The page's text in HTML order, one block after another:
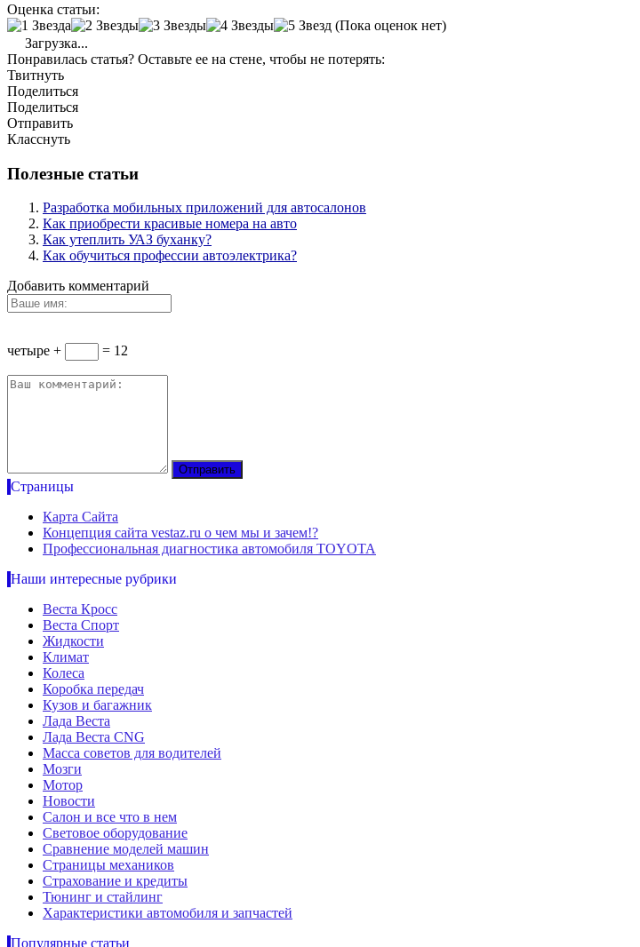
Оценка статьи:
(Пока оценок нет)
Загрузка...
Понравилась статья? Оставьте ее на стене, чтобы не потерять:
Твитнуть
Поделиться
Поделиться
Отправить
Класснуть
Полезные статьи
Разработка мобильных приложений для автосалонов
Как приобрести красивые номера на авто
Как утеплить УАЗ буханку?
Как обучиться профессии автоэлектрика?
Добавить комментарий
четыре + = 12
Страницы
Карта Сайта
Концепция сайта vestaz.ru о чем мы и зачем!?
Профессиональная диагностика автомобиля TOYOTA
Наши интересные рубрики
Веста Кросс
Веста Спорт
Жидкости
Климат
Колеса
Коробка передач
Кузов и багажник
Лада Веста
Лада Веста CNG
Масса советов для водителей
Мозги
Мотор
Новости
Салон и все что в нем
Световое оборудование
Сравнение моделей машин
Страницы механиков
Страхование и кредиты
Тюнинг и стайлинг
Характеристики автомобиля и запчастей
Популярные статьи